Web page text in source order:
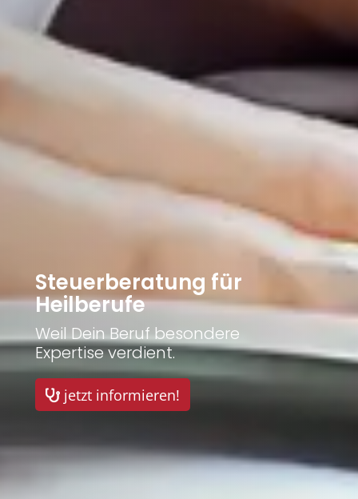
Steuerberatung für
Heilberufe
Weil Dein Beruf besondere
Expertise verdient.
jetzt informieren!